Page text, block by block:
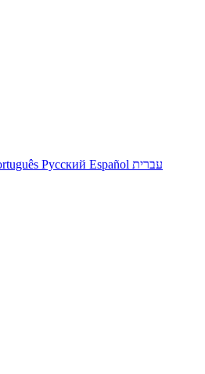
Русский Español עברית